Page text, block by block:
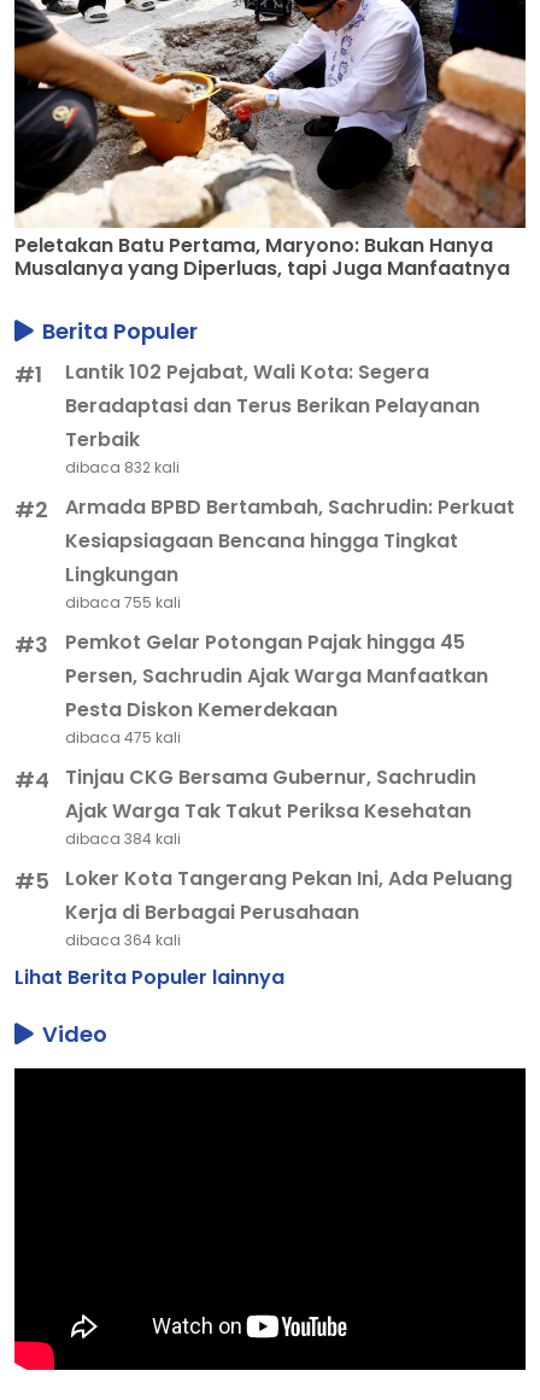
Peletakan Batu Pertama, Maryono: Bukan Hanya
Musalanya yang Diperluas, tapi Juga Manfaatnya
Berita Populer
#1
Lantik 102 Pejabat, Wali Kota: Segera
Beradaptasi dan Terus Berikan Pelayanan
Terbaik
dibaca 832 kali
#2
Armada BPBD Bertambah, Sachrudin: Perkuat
Kesiapsiagaan Bencana hingga Tingkat
Lingkungan
dibaca 755 kali
#3
Pemkot Gelar Potongan Pajak hingga 45
Persen, Sachrudin Ajak Warga Manfaatkan
Pesta Diskon Kemerdekaan
dibaca 475 kali
#4
Tinjau CKG Bersama Gubernur, Sachrudin
Ajak Warga Tak Takut Periksa Kesehatan
dibaca 384 kali
#5
Loker Kota Tangerang Pekan Ini, Ada Peluang
Kerja di Berbagai Perusahaan
dibaca 364 kali
Lihat Berita Populer lainnya
Video